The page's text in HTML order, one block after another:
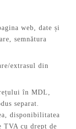
web, date și
semnătura
extrasul din
în MDL,
separat.
disponibilitatea
cu drept de